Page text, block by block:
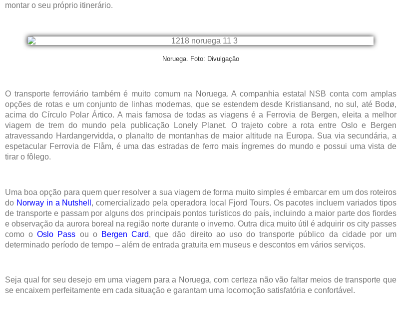
montar o seu próprio itinerário.
Noruega. Foto: Divulgação
O transporte ferroviário também é muito comum na Noruega. A companhia estatal NSB conta com amplas
opções de rotas e um conjunto de linhas modernas, que se estendem desde Kristiansand, no sul, até Bodø,
acima do Círculo Polar Ártico. A mais famosa de todas as viagens é a Ferrovia de Bergen, eleita a melhor
viagem de trem do mundo pela publicação Lonely Planet. O trajeto cobre a rota entre Oslo e Bergen
atravessando Hardangervidda, o planalto de montanhas de maior altitude na Europa. Sua via secundária, a
espetacular Ferrovia de Flåm, é uma das estradas de ferro mais íngremes do mundo e possui uma vista de
tirar o fôlego.
Uma boa opção para quem quer resolver a sua viagem de forma muito simples é embarcar em um dos roteiros
do Norway in a Nutshell , comercializado pela operadora local Fjord Tours. Os pacotes incluem variados tipos
de transporte e passam por alguns dos principais pontos turísticos do país, incluindo a maior parte dos fiordes
e observação da aurora boreal na região norte durante o inverno. Outra dica muito útil é adquirir os city passes
como oOslo Pass ou o Bergen Card, que dão direito ao uso do transporte público da cidade por um
determinado período de tempo – além de entrada gratuita em museus e descontos em vários serviços.
Seja qual for seu desejo em uma viagem para a Noruega, com certeza não vão faltar meios de transporte que
se encaixem perfeitamente em cada situação e garantam uma locomoção satisfatória e confortável.